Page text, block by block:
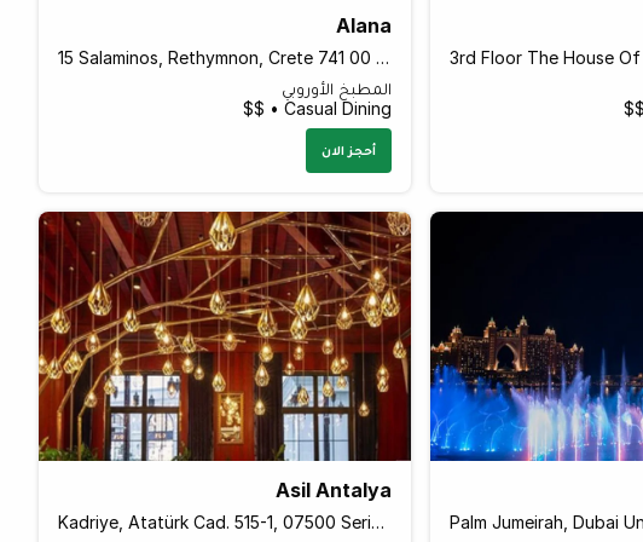
Alana
15 Salaminos, Rethymnon, Crete 741 00 Greece
المطبخ الأوروبي
Casual Dining • $$
أحجز الان
Asil Antalya
Kadriye, Atatürk Cad. 515-1, 07500 Serik/Antalya